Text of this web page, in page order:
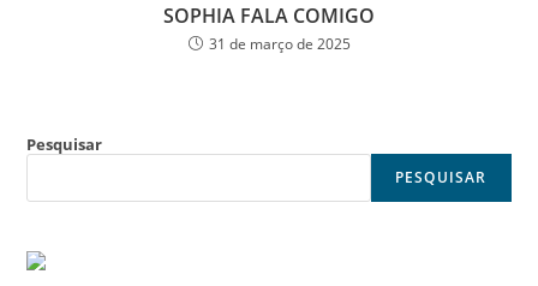
SOPHIA FALA COMIGO
31 de março de 2025
Pesquisar
PESQUISAR